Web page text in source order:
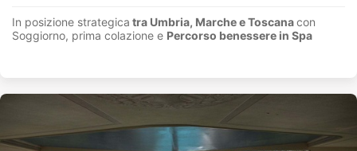
In posizione strategica tra Umbria, Marche e Toscanacon
Soggiorno, prima colazione e Percorso benessere in Spa